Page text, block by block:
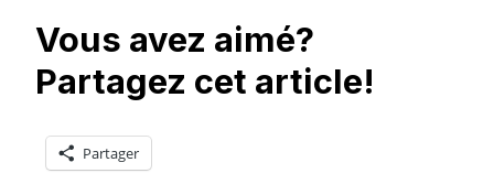
Vous avez aimé?
Partagez cet article!
Partager